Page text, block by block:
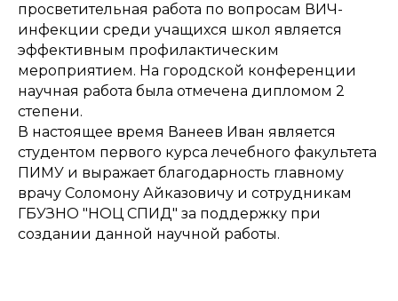
просветительная работа по вопросам ВИЧ-
инфекции среди учащихся школ является
эффективным профилактическим
мероприятием. На городской конференции
научная работа была отмечена дипломом 2
степени.
В настоящее время Ванеев Иван является
студентом первого курса лечебного факультета
ПИМУ и выражает благодарность главному
врачу Соломону Айказовичу и сотрудникам
ГБУЗНО "НОЦ СПИД" за поддержку при
создании данной научной работы.